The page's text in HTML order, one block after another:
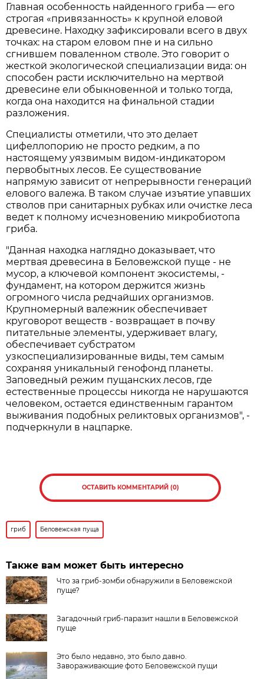
Главная особенность найденного гриба — его
строгая «привязанность» к крупной еловой
древесине. Находку зафиксировали всего в двух
точках: на старом еловом пне и на сильно
сгнившем поваленном стволе. Это говорит о
жесткой экологической специализации вида: он
способен расти исключительно на мертвой
древесине ели обыкновенной и только тогда,
когда она находится на финальной стадии
разложения.
Специалисты отметили, что это делает
цифеллопорию не просто редким, а по
настоящему уязвимым видом-индикатором
первобытных лесов. Ее существование
напрямую зависит от непрерывности генераций
елового валежа. В таком случае изъятие упавших
стволов при санитарных рубках или очистке леса
ведет к полному исчезновению микробиотопа
гриба.
"Данная находка наглядно доказывает, что
мертвая древесина в Беловежской пуще - не
мусор, а ключевой компонент экосистемы, -
фундамент, на котором держится жизнь
огромного числа редчайших организмов.
Крупномерный валежник обеспечивает
круговорот веществ - возвращает в почву
питательные элементы, удерживает влагу,
обеспечивает субстратом
узкоспециализированные виды, тем самым
сохраняя уникальный генофонд планеты.
Заповедный режим пущанских лесов, где
естественные процессы никогда не нарушаются
человеком, остается единственным гарантом
выживания подобных реликтовых организмов", -
подчеркнули в нацпарке.
ОСТАВИТЬ КОММЕНТАРИЙ (0)
гриб Беловежская пуща
Также вам может быть интересно
Что за гриб-зомби обнаружили в Беловежской
пуще?
Загадочный гриб-паразит нашли в Беловежской
пуще
Это было недавно, это было давно.
Завораживающие фото Беловежской пущи